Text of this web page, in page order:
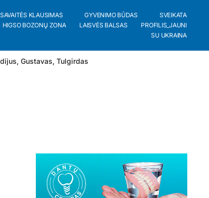
SAVAITĖS KLAUSIMAS GYVENIMO BŪDAS
SVEIKATA
HIGSO BOZONŲ ZONA LAISVĖS BALSAS
PROFILIS_JAUNI
SU UKRAINA
, Gustavas, Tulgirdas